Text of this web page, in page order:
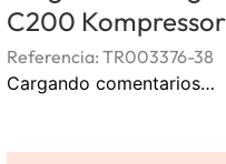
C200
Referencia: TR003376-38
Cargando comentarios…